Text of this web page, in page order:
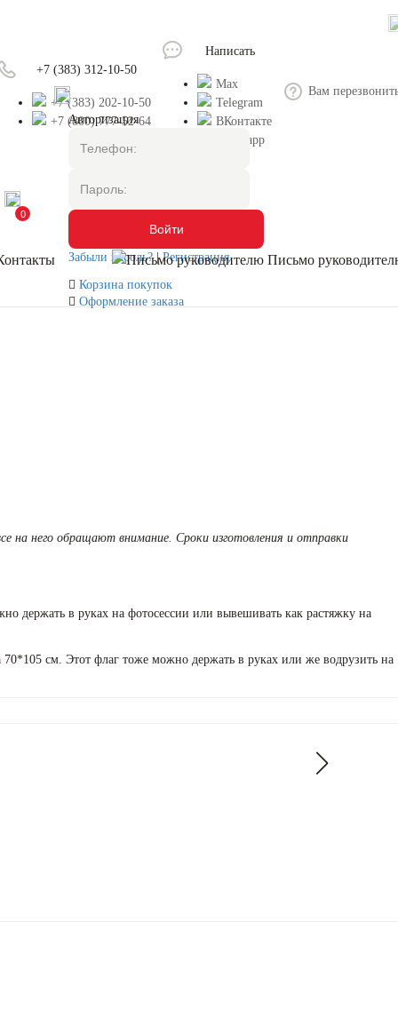
+7 (383) 312-10-50
+7 (383) 202-10-50
+7 (800) 777-52-64
Написать
Max
Telegram
ВКонтакте
Whatsapp
Вам
0
Авторизация
Забыли пароль?|Регистрация
Корзина покупок
Оформление заказа
Письмо
на него обращают внимание. Сроки изготовления и отправки
держать в руках на фотосессии или вывешивать как растяжку на
см. Этот флаг тоже можно держать в руках или же водрузить на